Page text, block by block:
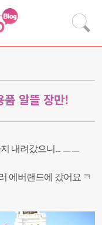
품 알뜰 장만!
내려갔으니... ㅡㅡ
에버랜드에 갔어요 ㅋ